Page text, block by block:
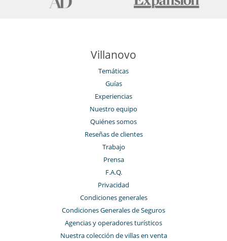
Villanovo
Temáticas
Guías
Experiencias
Nuestro equipo
Quiénes somos
Reseñas de clientes
Trabajo
Prensa
F.A.Q.
Privacidad
Condiciones generales
Condiciones Generales de Seguros
Agencias y operadores turísticos
Nuestra colección de villas en venta